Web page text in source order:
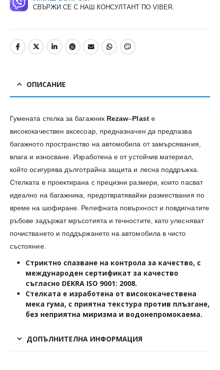
СВЪРЖИ СЕ С НАШ КОНСУЛТАНТ ПО VIBER.
ОПИСАНИЕ
Гумената стелка за багажник Rezaw–Plastе
висококачествен аксесоар, предназначен да предпазва
багажното пространство на автомобила от замърсявания,
влага и износване. Изработена е от устойчив материал,
който осигурява дълготрайна защита и лесна поддръжка.
Стелката е проектирана с прецизни размери, които пасват
идеално на багажника, предотвратявайки размествания по
време на шофиране. Релефната повърхност и повдигнатите
ръбове задържат мръсотията и течностите, като улесняват
почистването и поддържането на автомобила в чисто
състояние.
Стриктно спазване на контрола за качество, с
международен сертификат за качество
съгласно DEKRA ISO 9001: 2008.
Стелката е изработена от висококачествена
мека гума, с приятна текстура против плъзгане,
без неприятна миризма и водонепромокаема.
ДОПЪЛНИТЕЛНА ИНФОРМАЦИЯ